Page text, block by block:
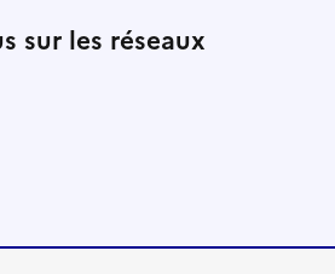
sur les réseaux